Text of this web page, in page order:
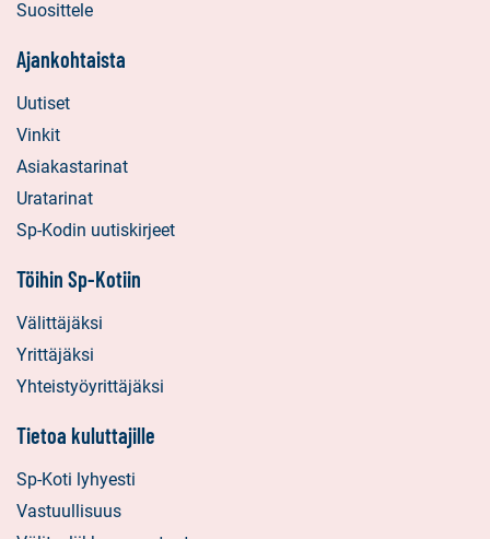
Suosittele
Ajankohtaista
Uutiset
Vinkit
Asiakastarinat
Uratarinat
Sp-Kodin uutiskirjeet
Töihin Sp-Kotiin
Välittäjäksi
Yrittäjäksi
Yhteistyöyrittäjäksi
Tietoa kuluttajille
Sp-Koti lyhyesti
Vastuullisuus